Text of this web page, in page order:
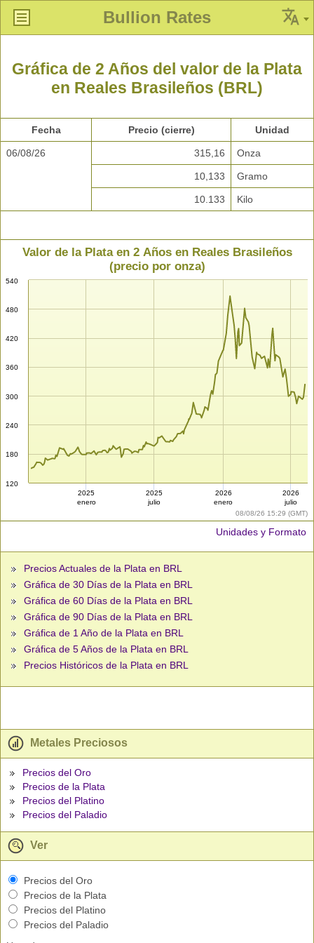
Bullion Rates
Gráfica de 2 Años del valor de la Plata
en Reales Brasileños (BRL)
Fecha Precio (cierre) Unidad
06/08/26 315,16 Onza
10,133 Gramo
10.133 Kilo
08/08/26 15:29 (GMT)
Valor de la Plata en 2 Años en Reales Brasileños
(precio por onza)
120
180
240
300
360
420
480
540
2025
enero
2025
julio
2026
enero
2026
julio
Unidades y Formato
Precios Actuales de la Plata en BRL
Gráfica de 30 Días de la Plata en BRL
Gráfica de 60 Días de la Plata en BRL
Gráfica de 90 Días de la Plata en BRL
Gráfica de 1 Año de la Plata en BRL
Gráfica de 5 Años de la Plata en BRL
Precios Históricos de la Plata en BRL
Metales Preciosos
Precios del Oro
Precios de la Plata
Precios del Platino
Precios del Paladio
Ver
Precios del Oro
Precios de la Plata
Precios del Platino
Precios del Paladio